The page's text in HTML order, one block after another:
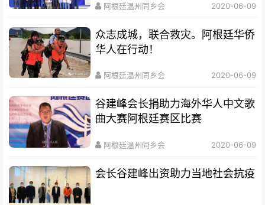
阿根廷温州同乡会 2020-06-09
众志成城，联合救灾。阿根廷华侨
华人在行动！
阿根廷温州同乡会 2020-06-09
谷建峰会长捐助力海外华人中文歌
曲大赛阿根廷赛区比赛
阿根廷温州同乡会 2020-06-09
会长谷建峰出资助力当地社会抗疫